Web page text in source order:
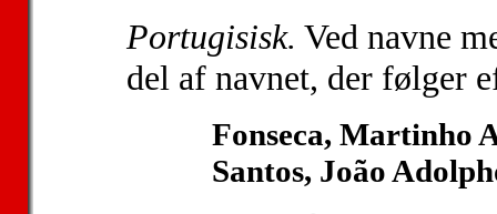
Portugisisk. Ved navne
del af navnet, der følger
Fonseca, Martinho
Santos, João